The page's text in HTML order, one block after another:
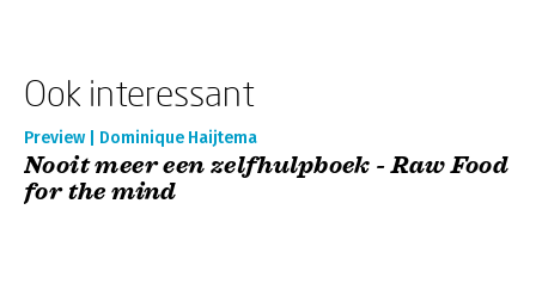
Ook interessant
Preview | Dominique Haijtema
Nooit meer een zelfhulpboek - Raw Food
for the mind